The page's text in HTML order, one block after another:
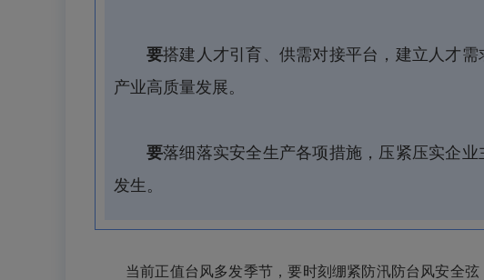
要搭建人才引育、供需对接平台，建立人才
产业高质量发展。
要落细落实安全生产各项措施，压紧压实企
发生。
当前正值台风多发季节，要时刻绷紧防汛防台风安全